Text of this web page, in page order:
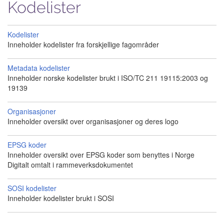
Kodelister
Kodelister
Inneholder kodelister fra forskjellige fagområder
Metadata kodelister
Inneholder norske kodelister brukt i ISO/TC 211 19115:2003 og
19139
Organisasjoner
Inneholder oversikt over organisasjoner og deres logo
EPSG koder
Inneholder oversikt over EPSG koder som benyttes i Norge
Digitalt omtalt i rammeverksdokumentet
SOSI kodelister
Inneholder kodelister brukt i SOSI